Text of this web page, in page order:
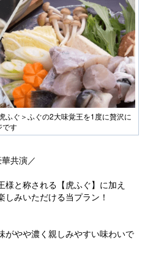
ふぐ＞ふぐの2大味覚王を1度に贅沢に
です
共演／
と称される【虎ふぐ】に加え
みいただける当プラン！
がやや濃く親しみやすい味わいで